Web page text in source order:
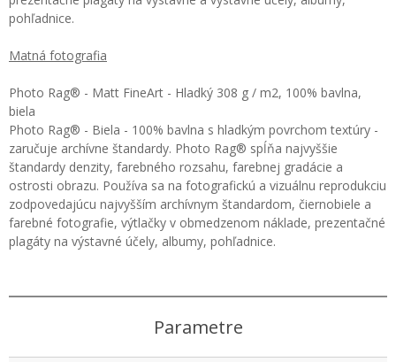
pohľadnice.
Matná fotografia
Photo Rag® - Matt FineArt - Hladký 308 g / m2, 100% bavlna,
biela
Photo Rag® - Biela - 100% bavlna s hladkým povrchom textúry -
zaručuje archívne štandardy. Photo Rag® spĺňa najvyššie
štandardy denzity, farebného rozsahu, farebnej gradácie a
ostrosti obrazu. Používa sa na fotografickú a vizuálnu reprodukciu
zodpovedajúcu najvyšším archívnym štandardom, čiernobiele a
farebné fotografie, výtlačky v obmedzenom náklade, prezentačné
plagáty na výstavné účely, albumy, pohľadnice.
Parametre